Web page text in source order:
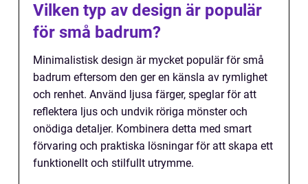
Vilken typ av design är populär
för små badrum?
Minimalistisk design är mycket populär för små
badrum eftersom den ger en känsla av rymlighet
och renhet. Använd ljusa färger, speglar för att
reflektera ljus och undvik röriga mönster och
onödiga detaljer. Kombinera detta med smart
förvaring och praktiska lösningar för att skapa ett
funktionellt och stilfullt utrymme.